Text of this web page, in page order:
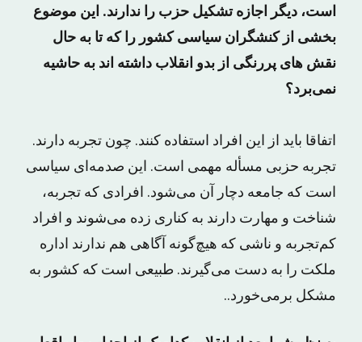
است، دیگر اجازه تشکیل حزب را ندارند. این موضوع
بخشی از کنشگران سیاسی کشور را که تا به حال
نقش های پررنگی از بدو انقلاب داشته اند به حاشیه
نمی‌برد؟
اتفاقا باید از این افراد استفاده کنند. چون تجربه دارند.
تجربه حزبی مسأله مهمی است. این صدمه‌ای سیاسی
است که جامعه دچار آن می‌شود. افرادی که تجربه،
شناخت و مهارت دارند به کناری زده می‌شوند و افراد
کم‌تجربه و ناشی که هیچ‌گونه آگاهی هم ندارند اداره
ملکت را به دست می‌گیرند. طبیعی است که کشور به
مشکل برمی‌خورد..